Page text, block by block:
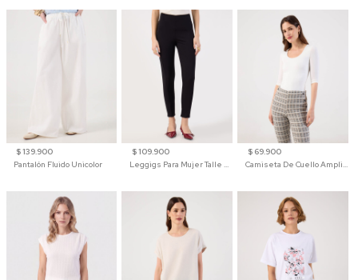
$ 139.900
Pantalón Fluido Unicolor
$ 109.900
Leggigs Para Mujer Talle Alto Liso
$ 69.900
Camiseta De Cuello Amplio Y Manga 3/4 Para Mujer